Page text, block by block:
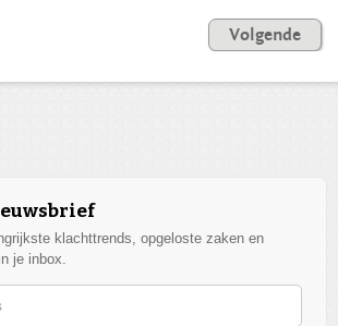
Volgende
klachttrends, opgeloste zaken en
je inbox.